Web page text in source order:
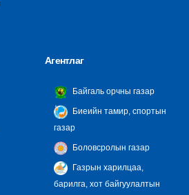
Агентлаг
Байгаль орчны газар
Биеийн тамир, спортын
газар
Боловсролын газар
Газрын харилцаа,
барилга, хот байгуулалтын